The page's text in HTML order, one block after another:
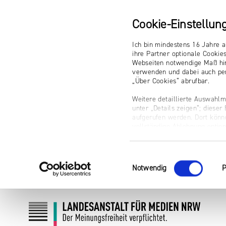
Cookie-
Ich bin mindestens 16 Jahre
ihre Partner optionale
Webseiten notwendige Maß
verwenden und dabei auch
„Über Cookies“ abrufbar.
Weitere detaillierte
unter „Details zeigen“;
aufgerufen werden. Dort
Einwilligungsauswahl
Notwendig
Inhalt
Navigation